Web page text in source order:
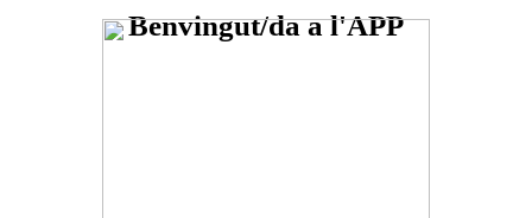
Benvingut/da a l'APP